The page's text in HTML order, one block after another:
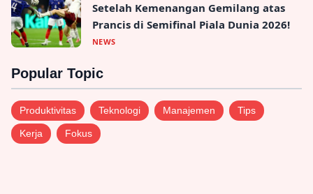
Setelah Kemenangan Gemilang atas
Prancis di Semifinal Piala Dunia 2026!
NEWS
Popular Topic
Produktivitas Teknologi Manajemen Tips
Kerja Fokus